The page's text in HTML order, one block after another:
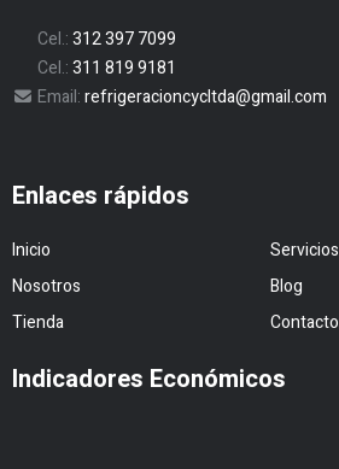
Cel.:312 397 7099
Cel.:311 819 9181
Email:refrigeracioncycltda@gmail.com
Enlaces rápidos
Inicio
Servicios
Nosotros
Blog
Tienda
Contacto
Indicadores Económicos